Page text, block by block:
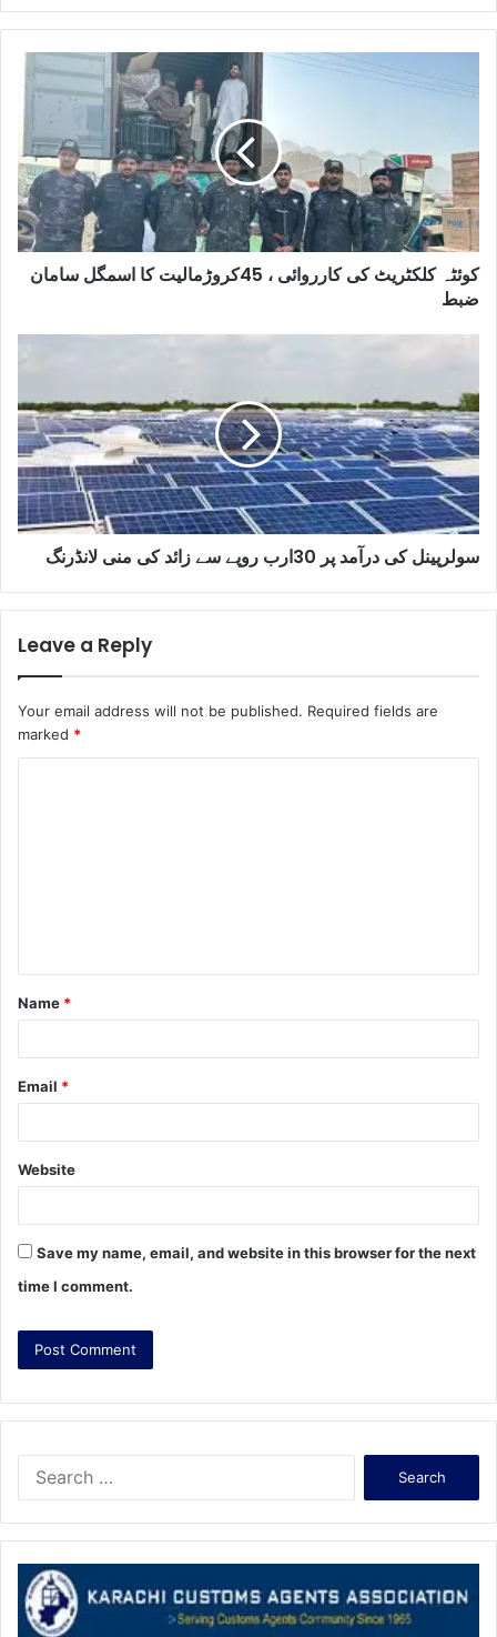
کوئٹہ کلکٹریٹ کی کارروائی ، 45کروڑمالیت کا اسمگل سامان
ضبط
سولرپینل کی درآمد پر 30ارب روپے سے زائد کی منی لانڈرنگ
Leave a Reply
Your email address will not be published. Required fields are
marked *
t
*
Name *
Email *
Website
Save my name, email, and website in this browser for the next
time I comment.
f
o